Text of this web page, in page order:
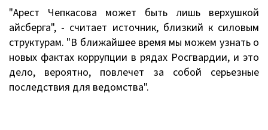
"Арест Чепкасова может быть лишь верхушкой
айсберга", - считает источник, близкий к силовым
структурам. "В ближайшее время мы можем узнать о
новых фактах коррупции в рядах Росгвардии, и это
дело, вероятно, повлечет за собой серьезные
последствия для ведомства".